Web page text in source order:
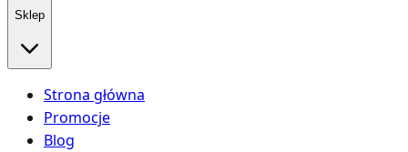
Sklep
Strona główna
Promocje
Blog